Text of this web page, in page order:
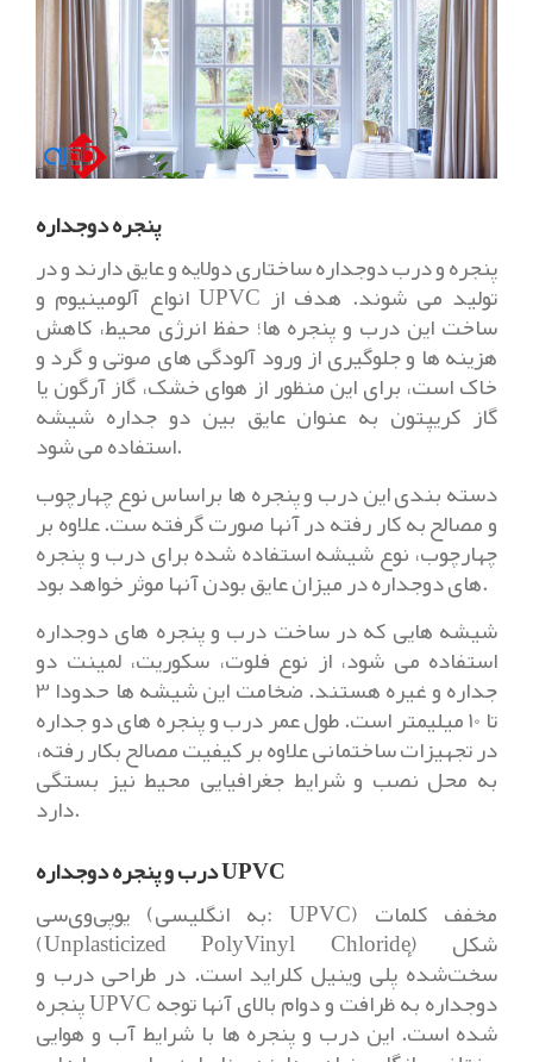
پنجره دوجداره
پنجره و درب دوجداره ساختاری دولایه و عایق دارند و در
انواع آلومینیوم و UPVC تولید می شوند. هدف از
ساخت این درب و پنجره ها؛ حفظ انرژی محیط، کاهش
هزینه ها و جلوگیری از ورود آلودگی های صوتی و گرد و
خاک است، برای این منظور از هوای خشک، گاز آرگون یا
گاز کریپتون به عنوان عایق بین دو جداره شیشه
استفاده می شود.
دسته بندی این درب و پنجره ها براساس نوع چهارچوب
و مصالح به کار رفته در آنها صورت گرفته ست. علاوه بر
چهارچوب، نوع شیشه استفاده شده برای درب و پنجره
های دوجداره در میزان عایق بودن آنها موثر خواهد بود.
شیشه هایی که در ساخت درب و پنجره های دوجداره
استفاده می شود، از نوع فلوت، سکوریت، لمینت دو
جداره و غیره هستند. ضخامت این شیشه ها حدودا 3
تا 10 میلیمتر است. طول عمر درب و پنجره های دو جداره
در تجهیزات ساختمانی علاوه بر کیفیت مصالح بکار رفته،
به محل نصب و شرایط جغرافیایی محیط نیز بستگی
دارد.
درب و پنجره دوجداره UPVC
یوپی‌وی‌سی (به انگلیسی: UPVC) مخفف کلمات
(Unplasticized PolyVinyl Chloride) شکل
سخت‌شدهٔ پلی وینیل کلراید است. در طراحی درب و
پنجره UPVC دوجداره به ظرافت و دوام بالای آنها توجه
شده است. این درب و پنجره ها با شرایط آب و هوایی